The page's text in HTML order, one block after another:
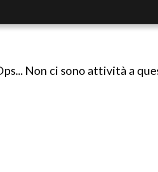
Non ci sono attività a